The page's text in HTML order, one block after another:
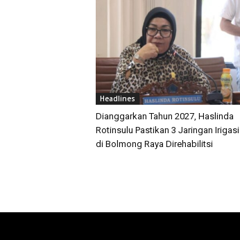
Headlines
Dianggarkan Tahun 2027, Haslinda
Rotinsulu Pastikan 3 Jaringan Irigasi
di Bolmong Raya Direhabilitsi